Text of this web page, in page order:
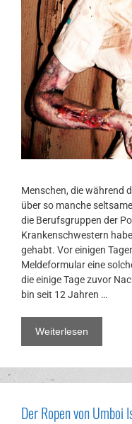
Menschen, die während
über so manche
die Berufsgruppen der
Krankenschwestern
gehabt. Vor einigen
Meldeformular eine
die einige Tage zuvor
bin seit 12 Jahren …
Weiterlesen
Der Ropen von Umboi